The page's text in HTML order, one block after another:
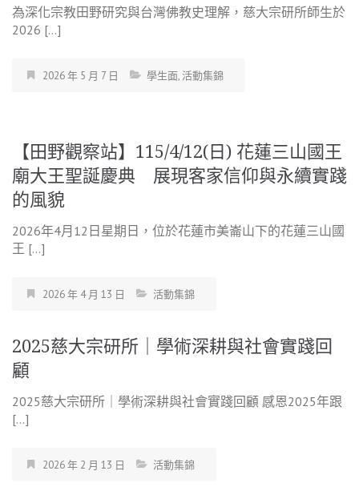
為深化宗教田野研究與台灣佛教史理解，慈大宗研所師生於
2026 […]
2026 年 5 月 7 日 學生面,活動集錦
【田野觀察站】115/4/12(日) 花蓮三山國王
廟大王聖誕慶典 展現客家信仰與永續實踐
的風貌
2026年4月12日星期日，位於花蓮市美崙山下的花蓮三山國
王 […]
2026 年 4 月 13 日 活動集錦
2025慈大宗研所｜學術深耕與社會實踐回
顧
2025慈大宗研所｜學術深耕與社會實踐回顧 感恩2025年跟
[…]
2026 年 2 月 13 日 活動集錦